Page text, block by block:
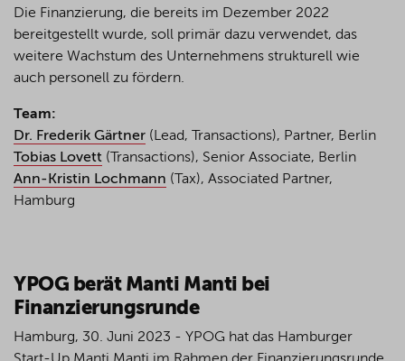
Die Finanzierung, die bereits im Dezember 2022
bereitgestellt wurde, soll primär dazu verwendet, das
weitere Wachstum des Unternehmens strukturell wie
auch personell zu fördern.
Team:
Dr. Frederik Gärtner (Lead, Transactions), Partner, Berlin
Tobias Lovett (Transactions), Senior Associate, Berlin
Ann-Kristin Lochmann (Tax), Associated Partner,
Hamburg
YPOG berät Manti Manti bei
Finanzierungsrunde
Hamburg, 30. Juni 2023 - YPOG hat das Hamburger